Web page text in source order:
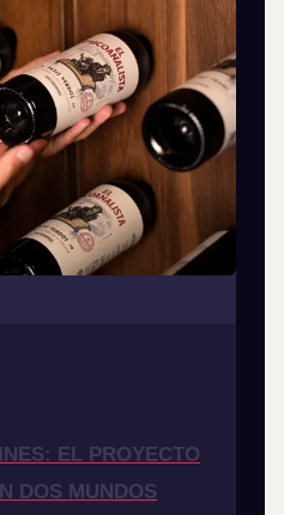
EL PROYECTO
DOS MUNDOS